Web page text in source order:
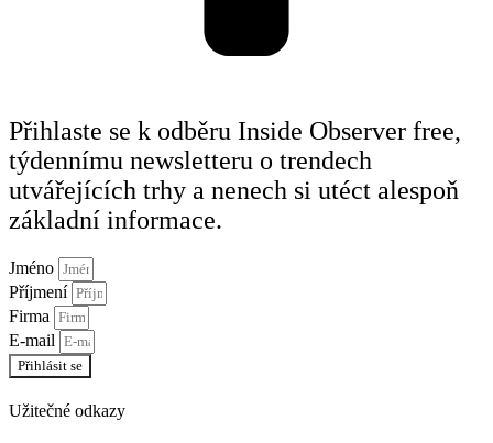
Přihlaste se k odběru Inside Observer free,
týdennímu newsletteru o trendech
utvářejících trhy a nenech si utéct alespoň
základní informace.
Jméno
Příjmení
Firma
E-mail
Přihlásit se
Užitečné odkazy